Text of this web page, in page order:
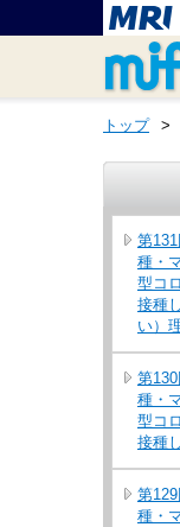
トップ >
第
種・
型コ
接種
い）
第
種・
型コ
接種
第
種・